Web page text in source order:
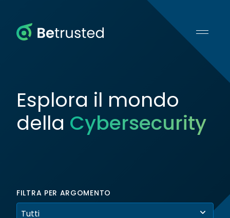
Esplora il mondo
della Cybersecurity
FILTRA PER ARGOMENTO